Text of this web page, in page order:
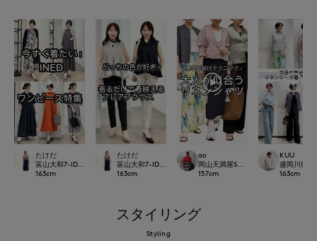
たけだ
富山大和7-IDconcept.
163cm
たけだ
富山大和7-IDconcept.
163cm
ao
岡山天満屋SUPERIORCLOSET
157cm
KUU
盛岡川徳
163cm
スタイリング
Styling